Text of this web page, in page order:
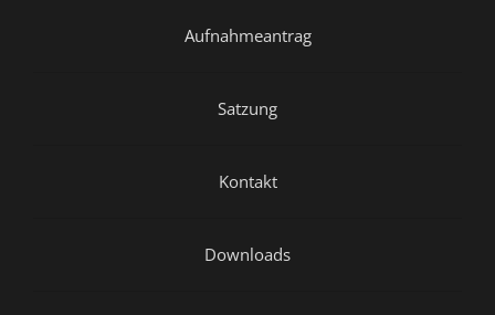
Aufnahmeantrag
Satzung
Kontakt
Downloads